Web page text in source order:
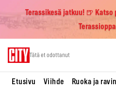
Terassikesä jatkuu! 🍺
Tätä et odottanut
Etusivu Viihde Ruoka ja